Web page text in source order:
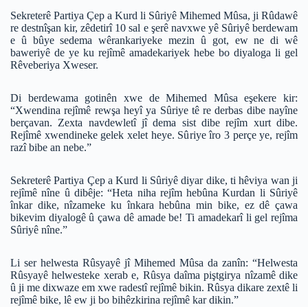
Sekreterê Partiya Çep a Kurd li Sûriyê Mihemed Mûsa, ji Rûdawê
re destnîşan kir, zêdetirî 10 sal e şerê navxwe yê Sûriyê berdewam
e û bûye sedema wêrankariyeke mezin û got, ew ne di wê
baweriyê de ye ku rejîmê amadekariyek hebe bo diyaloga li gel
Rêveberiya Xweser.
Di berdewama gotinên xwe de Mihemed Mûsa eşekere kir:
“Xwendina rejîmê rewşa heyî ya Sûriye tê re derbas dibe nayîne
berçavan. Zexta navdewletî jî dema sist dibe rejîm xurt dibe.
Rejîmê xwendineke gelek xelet heye. Sûriye îro 3 perçe ye, rejîm
razî bibe an nebe.”
Sekreterê Partiya Çep a Kurd li Sûriyê diyar dike, ti hêviya wan ji
rejîmê nîne û dibêje: “Heta niha rejîm hebûna Kurdan li Sûriyê
înkar dike, nîzameke ku înkara hebûna min bike, ez dê çawa
bikevim diyalogê û çawa dê amade be! Ti amadekarî li gel rejîma
Sûriyê nîne.”
Li ser helwesta Rûsyayê jî Mihemed Mûsa da zanîn: “Helwesta
Rûsyayê helwesteke xerab e, Rûsya daîma piştgirya nîzamê dike
û ji me dixwaze em xwe radestî rejîmê bikin. Rûsya dikare zextê li
rejîmê bike, lê ew ji bo bihêzkirina rejîmê kar dikin.”